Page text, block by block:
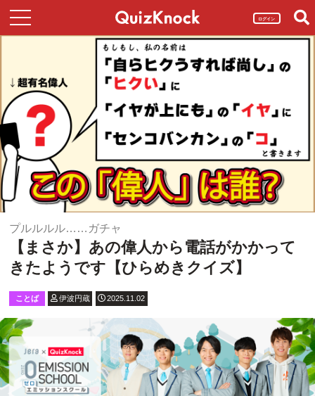
ログイン
プルルルル……ガチャ
【まさか】あの偉人から電話がかかって
きたようです【ひらめきクイズ】
ことば 伊波円蔵 2025.11.02